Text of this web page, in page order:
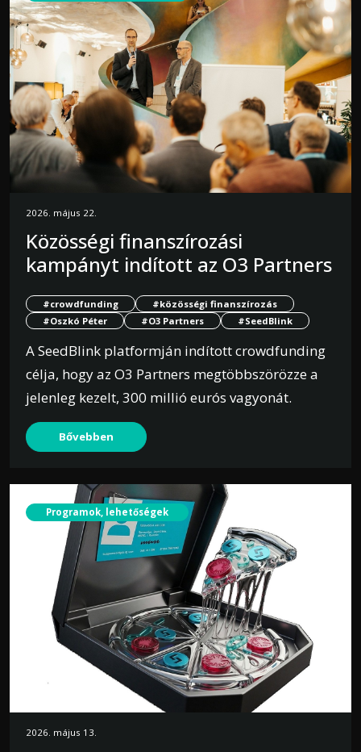
2026. május 22.
Közösségi finanszírozási
kampányt indított az O3 Partners
#crowdfunding
#közösségi finanszírozás
#Oszkó Péter
#O3 Partners #SeedBlink
A SeedBlink platformján indított crowdfunding
célja, hogy az O3 Partners megtöbbszörözze a
jelenleg kezelt, 300 millió eurós vagyonát.
Bővebben
Programok, lehetőségek
2026. május 13.